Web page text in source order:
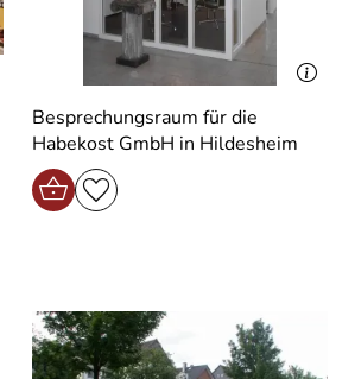
Besprechungsraum für die
Habekost GmbH in Hildesheim